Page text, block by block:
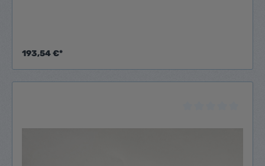
193,54 €*